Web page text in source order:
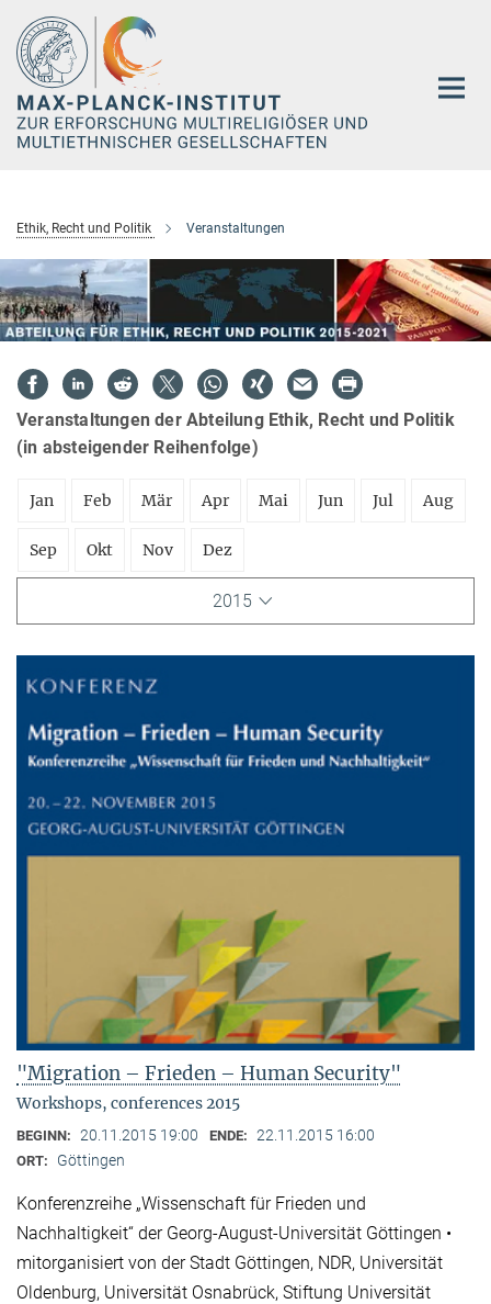
Hauptinhalt
Ethik, Recht und Politik Veranstaltungen
Veranstaltungen der Abteilung Ethik, Recht und Politik
(in absteigender Reihenfolge)
Jan Feb Mär Apr Mai Jun Jul Aug
Sep Okt Nov Dez
2015
"Migration – Frieden – Human Security"
Workshops, conferences 2015
BEGINN: 20.11.2015 19:00 ENDE: 22.11.2015 16:00
ORT: Göttingen
Konferenzreihe „Wissenschaft für Frieden und
Nachhaltigkeit“ der Georg-August-Universität Göttingen •
mitorganisiert von der Stadt Göttingen, NDR, Universität
Oldenburg, Universität Osnabrück, Stiftung Universität